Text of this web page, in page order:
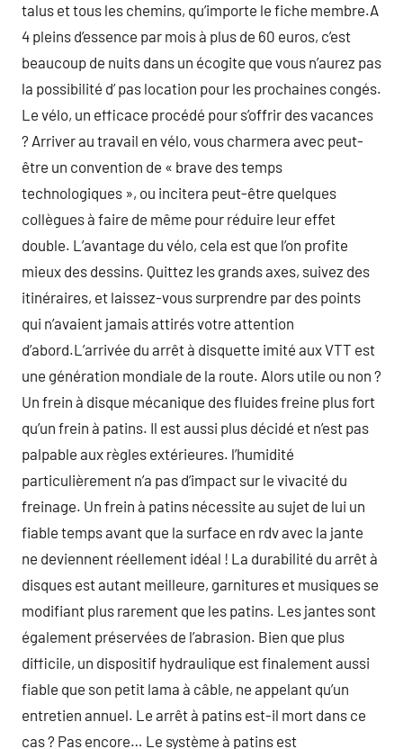
talus et tous les chemins, qu’importe le fiche membre.A
4 pleins d’essence par mois à plus de 60 euros, c’est
beaucoup de nuits dans un écogite que vous n’aurez pas
la possibilité d’ pas location pour les prochaines congés.
Le vélo, un efficace procédé pour s’offrir des vacances
? Arriver au travail en vélo, vous charmera avec peut-
être un convention de « brave des temps
technologiques », ou incitera peut-être quelques
collègues à faire de même pour réduire leur effet
double. L’avantage du vélo, cela est que l’on profite
mieux des dessins. Quittez les grands axes, suivez des
itinéraires, et laissez-vous surprendre par des points
qui n’avaient jamais attirés votre attention
d’abord.L’arrivée du arrêt à disquette imité aux VTT est
une génération mondiale de la route. Alors utile ou non ?
Un frein à disque mécanique des fluides freine plus fort
qu’un frein à patins. Il est aussi plus décidé et n’est pas
palpable aux règles extérieures. l’humidité
particulièrement n’a pas d’impact sur le vivacité du
freinage. Un frein à patins nécessite au sujet de lui un
fiable temps avant que la surface en rdv avec la jante
ne deviennent réellement idéal ! La durabilité du arrêt à
disques est autant meilleure, garnitures et musiques se
modifiant plus rarement que les patins. Les jantes sont
également préservées de l’abrasion. Bien que plus
difficile, un dispositif hydraulique est finalement aussi
fiable que son petit lama à câble, ne appelant qu’un
entretien annuel. Le arrêt à patins est-il mort dans ce
cas ? Pas encore… Le système à patins est